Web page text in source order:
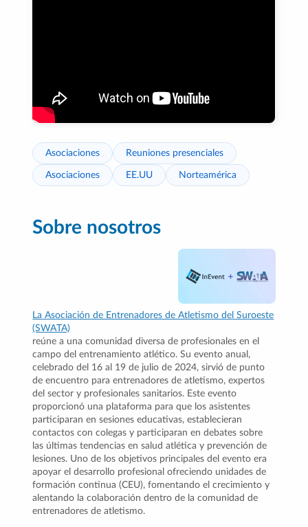
Asociaciones Reuniones presenciales
Asociaciones EE.UU Norteamérica
Sobre nosotros
La Asociación de Entrenadores de Atletismo del Suroeste
(SWATA)
reúne a una comunidad diversa de profesionales en el
campo del entrenamiento atlético. Su evento anual,
celebrado del 16 al 19 de julio de 2024, sirvió de punto
de encuentro para entrenadores de atletismo, expertos
del sector y profesionales sanitarios. Este evento
proporcionó una plataforma para que los asistentes
participaran en sesiones educativas, establecieran
contactos con colegas y participaran en debates sobre
las últimas tendencias en salud atlética y prevención de
lesiones. Uno de los objetivos principales del evento era
apoyar el desarrollo profesional ofreciendo unidades de
formación continua (CEU), fomentando el crecimiento y
alentando la colaboración dentro de la comunidad de
entrenadores de atletismo.